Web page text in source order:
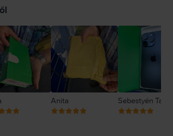
2
1
Anita Sebestyén